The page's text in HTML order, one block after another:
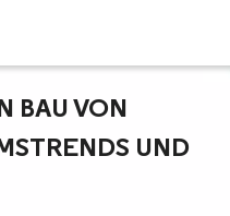
VON R
UND P